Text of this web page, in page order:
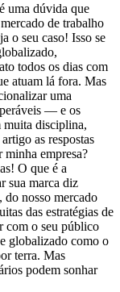
uma dúvida que
de trabalho
o seu caso! Isso se
todos os dias com
atuam lá fora. Mas
uma
— e os
muita disciplina,
as respostas
empresa?
O que é a
sua marca diz
do nosso mercado
das estratégias de
com o seu público
globalizado como o
terra. Mas
podem sonhar